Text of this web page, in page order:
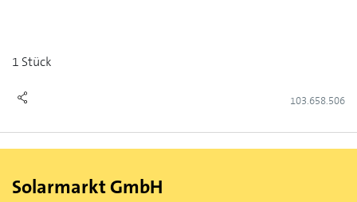
103.658.506
1 Stück
Solarmarkt GmbH